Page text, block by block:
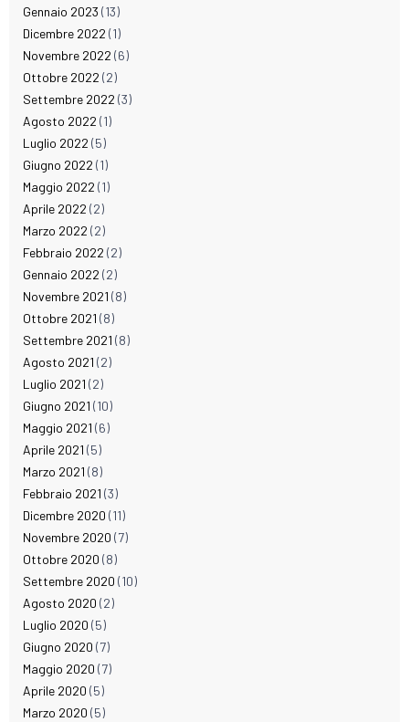
Gennaio 2023 (13)
Dicembre 2022 (1)
Novembre 2022 (6)
Ottobre 2022 (2)
Settembre 2022 (3)
Agosto 2022 (1)
Luglio 2022 (5)
Giugno 2022 (1)
Maggio 2022 (1)
Aprile 2022 (2)
Marzo 2022 (2)
Febbraio 2022 (2)
Gennaio 2022 (2)
Novembre 2021 (8)
Ottobre 2021 (8)
Settembre 2021 (8)
Agosto 2021 (2)
Luglio 2021 (2)
Giugno 2021 (10)
Maggio 2021 (6)
Aprile 2021 (5)
Marzo 2021 (8)
Febbraio 2021 (3)
Dicembre 2020 (11)
Novembre 2020 (7)
Ottobre 2020 (8)
Settembre 2020 (10)
Agosto 2020 (2)
Luglio 2020 (5)
Giugno 2020 (7)
Maggio 2020 (7)
Aprile 2020 (5)
Marzo 2020 (5)